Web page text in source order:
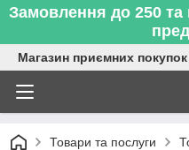
Замовлення до 250 та
Магазин приємних покупок
Товари та послуги